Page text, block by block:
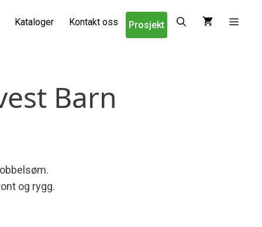
Kataloger Kontakt oss Prosjekt
Barn
og rygg.